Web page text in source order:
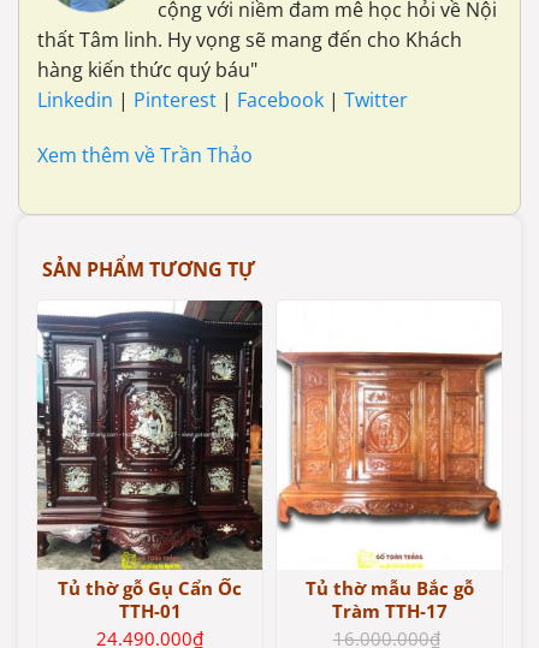
cộng với niềm đam mê học hỏi về Nội
thất Tâm linh. Hy vọng sẽ mang đến cho Khách
hàng kiến thức quý báu"
Linkedin | Pinterest | Facebook | Twitter
Xem thêm về Trần Thảo
SẢN PHẨM TƯƠNG TỰ
Tủ thờ gỗ Gụ Cẩn Ốc
TTH-01
24.490.000₫
Tủ thờ mẫu Bắc gỗ
Tràm TTH-17
16.000.000₫